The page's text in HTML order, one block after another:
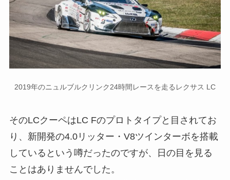
2019年のニュルブルクリンク24時間レースを走るレクサス LC
そのLCクーペはLC Fのプロトタイプと目されてお
り、新開発の4.0リッター・V8ツインターボを搭載
しているという噂だったのですが、日の目を見る
ことはありませんでした。